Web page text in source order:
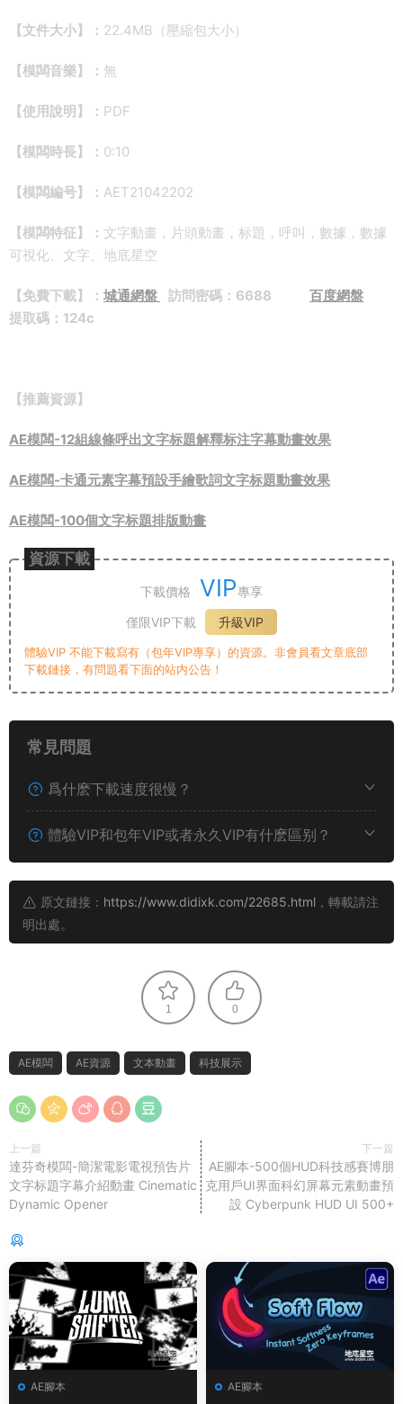
【文件大小】： 22.4MB（壓縮包大小）
【模闆音樂】： 無
【使用說明】： PDF
【模闆時長】： 0:10
【模闆編号】： AET21042202
【模闆特征】： 文字動畫，片頭動畫，标題，呼叫，數據，數據
可視化、文字、地底星空
【免費下載】： 城通網盤 訪問密碼：6688 百度網盤
提取碼：124c
【推薦資源】
AE模闆-12組線條呼出文字标題解釋标注字幕動畫效果
AE模闆-卡通元素字幕預設手繪歌詞文字标題動畫效果
AE模闆-100個文字标題排版動畫
資源下載
下載價格 VIP專享
僅限VIP下載
升級VIP
體驗VIP 不能下載寫有（包年VIP專享）的資源。非會員看文章底部
下載鏈接，有問題看下面的站内公告！
常見問題
爲什麽下載速度很慢？
體驗VIP和包年VIP或者永久VIP有什麽區别？
原文鏈接： https://www.didixk.com/22685.html ，轉載請注
明出處。
1 0
AE模闆 AE資源 文本動畫 科技展示
上一篇
達芬奇模闆-簡潔電影電視預告片
文字标題字幕介紹動畫 Cinematic
Dynamic Opener
下一篇
AE腳本-500個HUD科技感賽博朋
克用戶UI界面科幻屏幕元素動畫預
設 Cyberpunk HUD UI 500+
AE腳本 AE腳本